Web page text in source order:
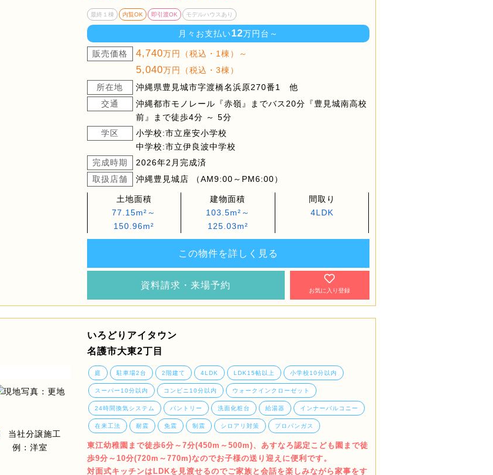
最終１棟 内覧OK 即引渡OK モデルハウスあり
月々お支払い12万円台～
販売価格 4,740万円（税込・1棟）～
5,040万円（税込・3棟）
所在地
沖縄県豊見城市字渡橋名浜原270番1 他
交通
沖縄都市モノレール『赤嶺』までバス20分『豊見城南高校
前』まで徒歩4分 ～ 5分
学区
小学校:市立座安小学校
中学校:市立伊良波中学校
完成時期
2026年2月完成済
取扱店舗
沖縄豊見城店 （AM9:00～PM6:00）
土地面積
77.15m²～
150.96m²
建物面積
103.5m²～
125.03m²
間取り
4LDK
この物件を詳しく見る
資料請求・来場予約
お気に入り登録
いろどりアイタウン
名護市大東2丁目
庭 駐車場2台 2階建て 4LDK LDK15帖以上 小学校10分以内
スーパー10分以内 コンビニ10分以内 ウォークインクローゼット
24時間換気システム パントリー 洗面化粧台 給湯器 インナーバルコニー
在来工法 耐震 免震 制震 シロアリ対策 プロパンガス
東江幼稚園まで徒歩6分～7分(450m～500m)、あすなろ認定こども園まで徒
歩9分～10分(720m～770m)なのでお子様の送り迎えに便利です。
対面式キッチンはLDKを見渡せるのでご家族と会話を楽しみながら家事をす